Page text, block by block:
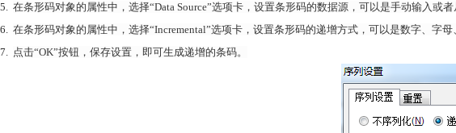
5. 在条形码对象的属性中，选择“Data Source”选项卡，设置条形码的数据源 ，可以是手动输入或者
6. 在条形码对象的属性中，选择“Incremental”选项卡，设置条形码的递增方式，可以是数字、字母
7. 点击“OK”按钮，保存设置，即可生成递增的条码。